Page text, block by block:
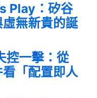
Play：矽谷
虛無新貴的誕
控一擊：從
「配置即人